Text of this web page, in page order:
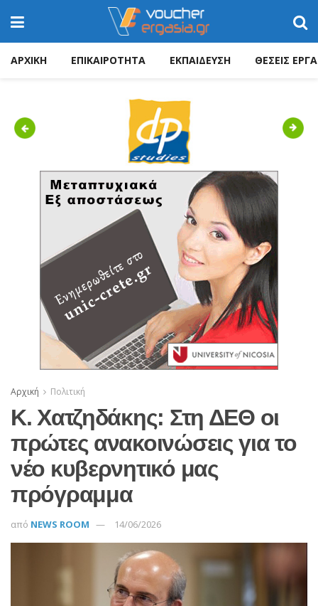
ΑΡΧΙΚΗ ΕΠΙΚΑΙΡΟΤΗΤΑ ΕΚΠΑΙΔΕΥΣΗ ΘΕΣΕΙΣ
Previous Next
Αρχική Πολιτική
Κ. Χατζηδάκης: Στη ΔΕΘ οι
πρώτες ανακοινώσεις για το
νέο κυβερνητικό μας
πρόγραμμα
από NEWS ROOM 14/06/2026